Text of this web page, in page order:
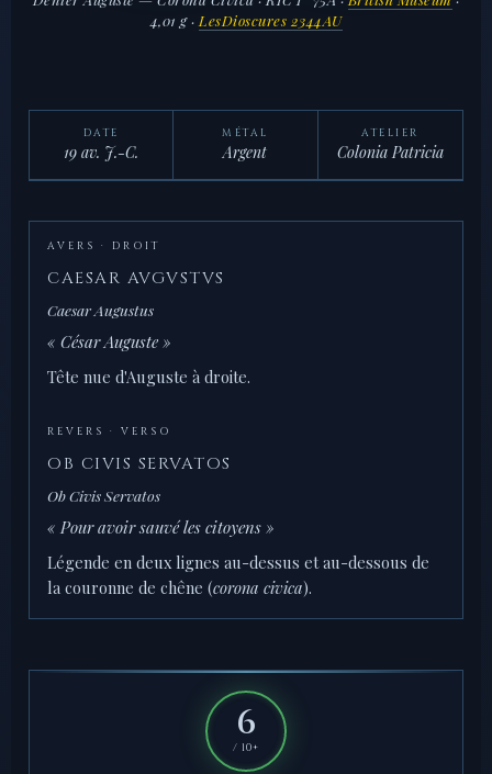
4,01 g · LesDioscures 2344AU
DATE
19 av. J.-C.
MÉTAL
Argent
ATELIER
Colonia Patricia
AVERS · DROIT
CAESAR AVGVSTVS
Caesar Augustus
« César Auguste »
Tête nue d'Auguste à droite.
REVERS · VERSO
OB CIVIS SERVATOS
Ob Civis Servatos
« Pour avoir sauvé les citoyens »
Légende en deux lignes au-dessus et au-dessous de
la couronne de chêne (corona civica).
6
/ 10+